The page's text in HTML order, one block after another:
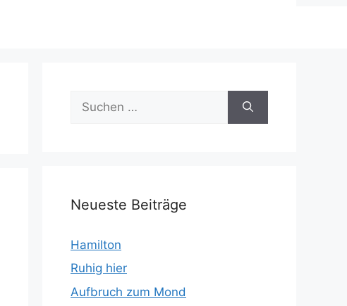
nach:
Neueste Beiträge
Hamilton
Ruhig hier
Aufbruch zum Mond